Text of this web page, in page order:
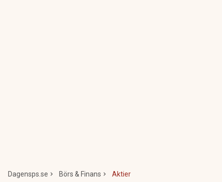
Dagensps.se Börs & Finans Aktier